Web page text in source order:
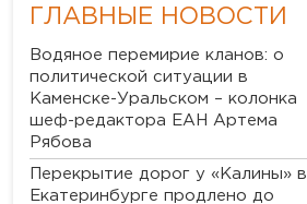
ГЛАВНЫЕ НОВОСТИ
Водяное перемирие кланов: о
политической ситуации в
Каменске-Уральском – колонка
шеф-редактора ЕАН Артема
Рябова
Перекрытие дорог у «Калины» в
Екатеринбурге продлено до